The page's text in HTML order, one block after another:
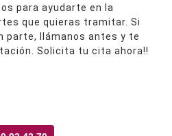
para ayudarte en la
que quieras tramitar. Si
parte, llámanos antes y te
Solicita tu cita ahora!!